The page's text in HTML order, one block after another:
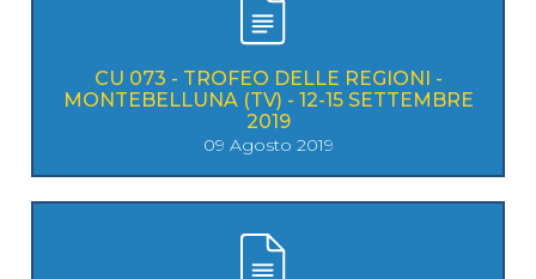
CU 073 - TROFEO DELLE REGIONI -
MONTEBELLUNA (TV) - 12-15 SETTEMBRE
2019
09 Agosto 2019